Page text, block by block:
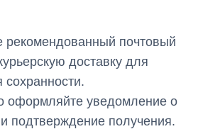
рекомендованный почтовый
доставку для
сохранности.
оформляйте уведомление о
подтверждение получения.